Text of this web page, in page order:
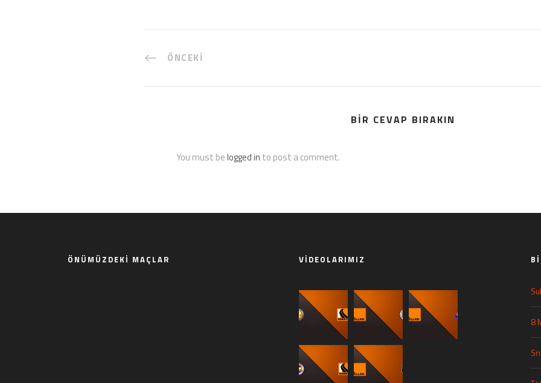
ÖNCEKI
BIR CEVAP BIRAKIN
You must belogged in to post a comment.
ÖNÜMÜZDEKI MAÇLAR VIDEOLARIMIZ
8